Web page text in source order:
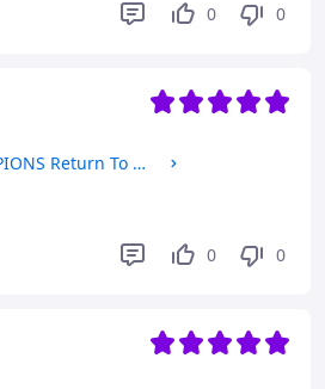
0 0
Футболка LOYS SCORPIONS Return To Forever Чорний XL
0 0